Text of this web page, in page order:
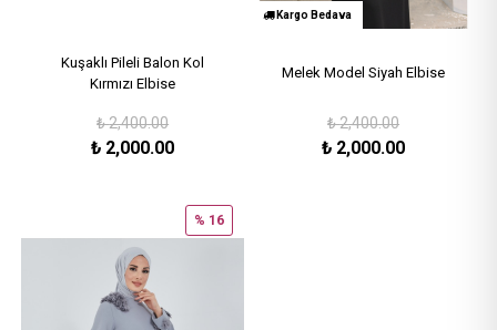
Kuşaklı Pileli Balon Kol
Kırmızı Elbise
₺2,400.00
₺ 2,000.00
Kargo Bedava
Melek Model Siyah Elbise
₺2,400.00
₺ 2,000.00
% 16